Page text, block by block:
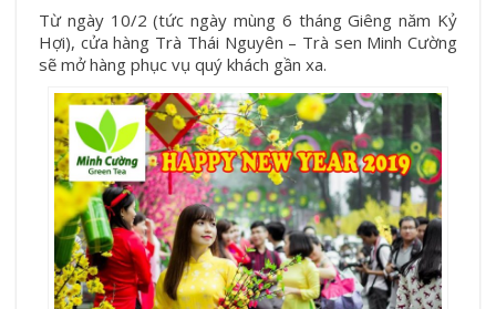
Từ ngày 10/2 (tức ngày mùng 6 tháng Giêng năm Kỷ
Hợi), cửa hàng Trà Thái Nguyên – Trà sen Minh Cường
sẽ mở hàng phục vụ quý khách gần xa.